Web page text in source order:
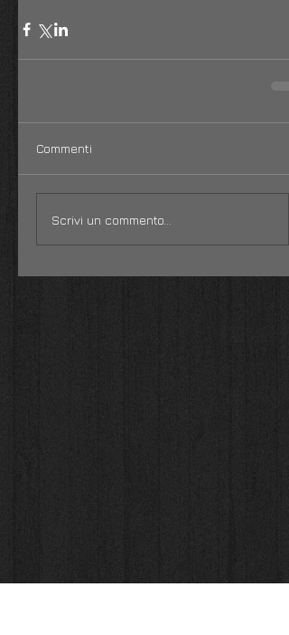
Commenti
Scrivi un commento...